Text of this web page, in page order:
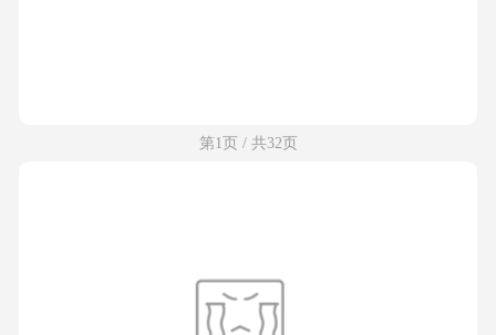
第1页 / 共32页